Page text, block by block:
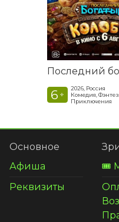
6 +
2026, Россия
Комедия,
Приключения
Основное
Афиша
Реквизиты
🎟️